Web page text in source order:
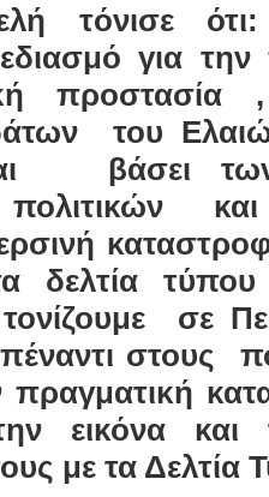
τόνισε
για την
προστασία
του
βάσει
δελτία
σε
στους
πραγματική
εικόνα και
με τα Δελτία